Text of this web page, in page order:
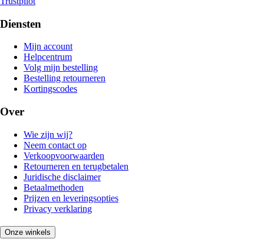
Diensten
Mijn account
Helpcentrum
Volg mijn bestelling
Bestelling retourneren
Kortingscodes
Over
Wie zijn wij?
Neem contact op
Verkoopvoorwaarden
Retourneren en terugbetalen
Juridische disclaimer
Betaalmethoden
Prijzen en leveringsopties
Privacy verklaring
Onze winkels